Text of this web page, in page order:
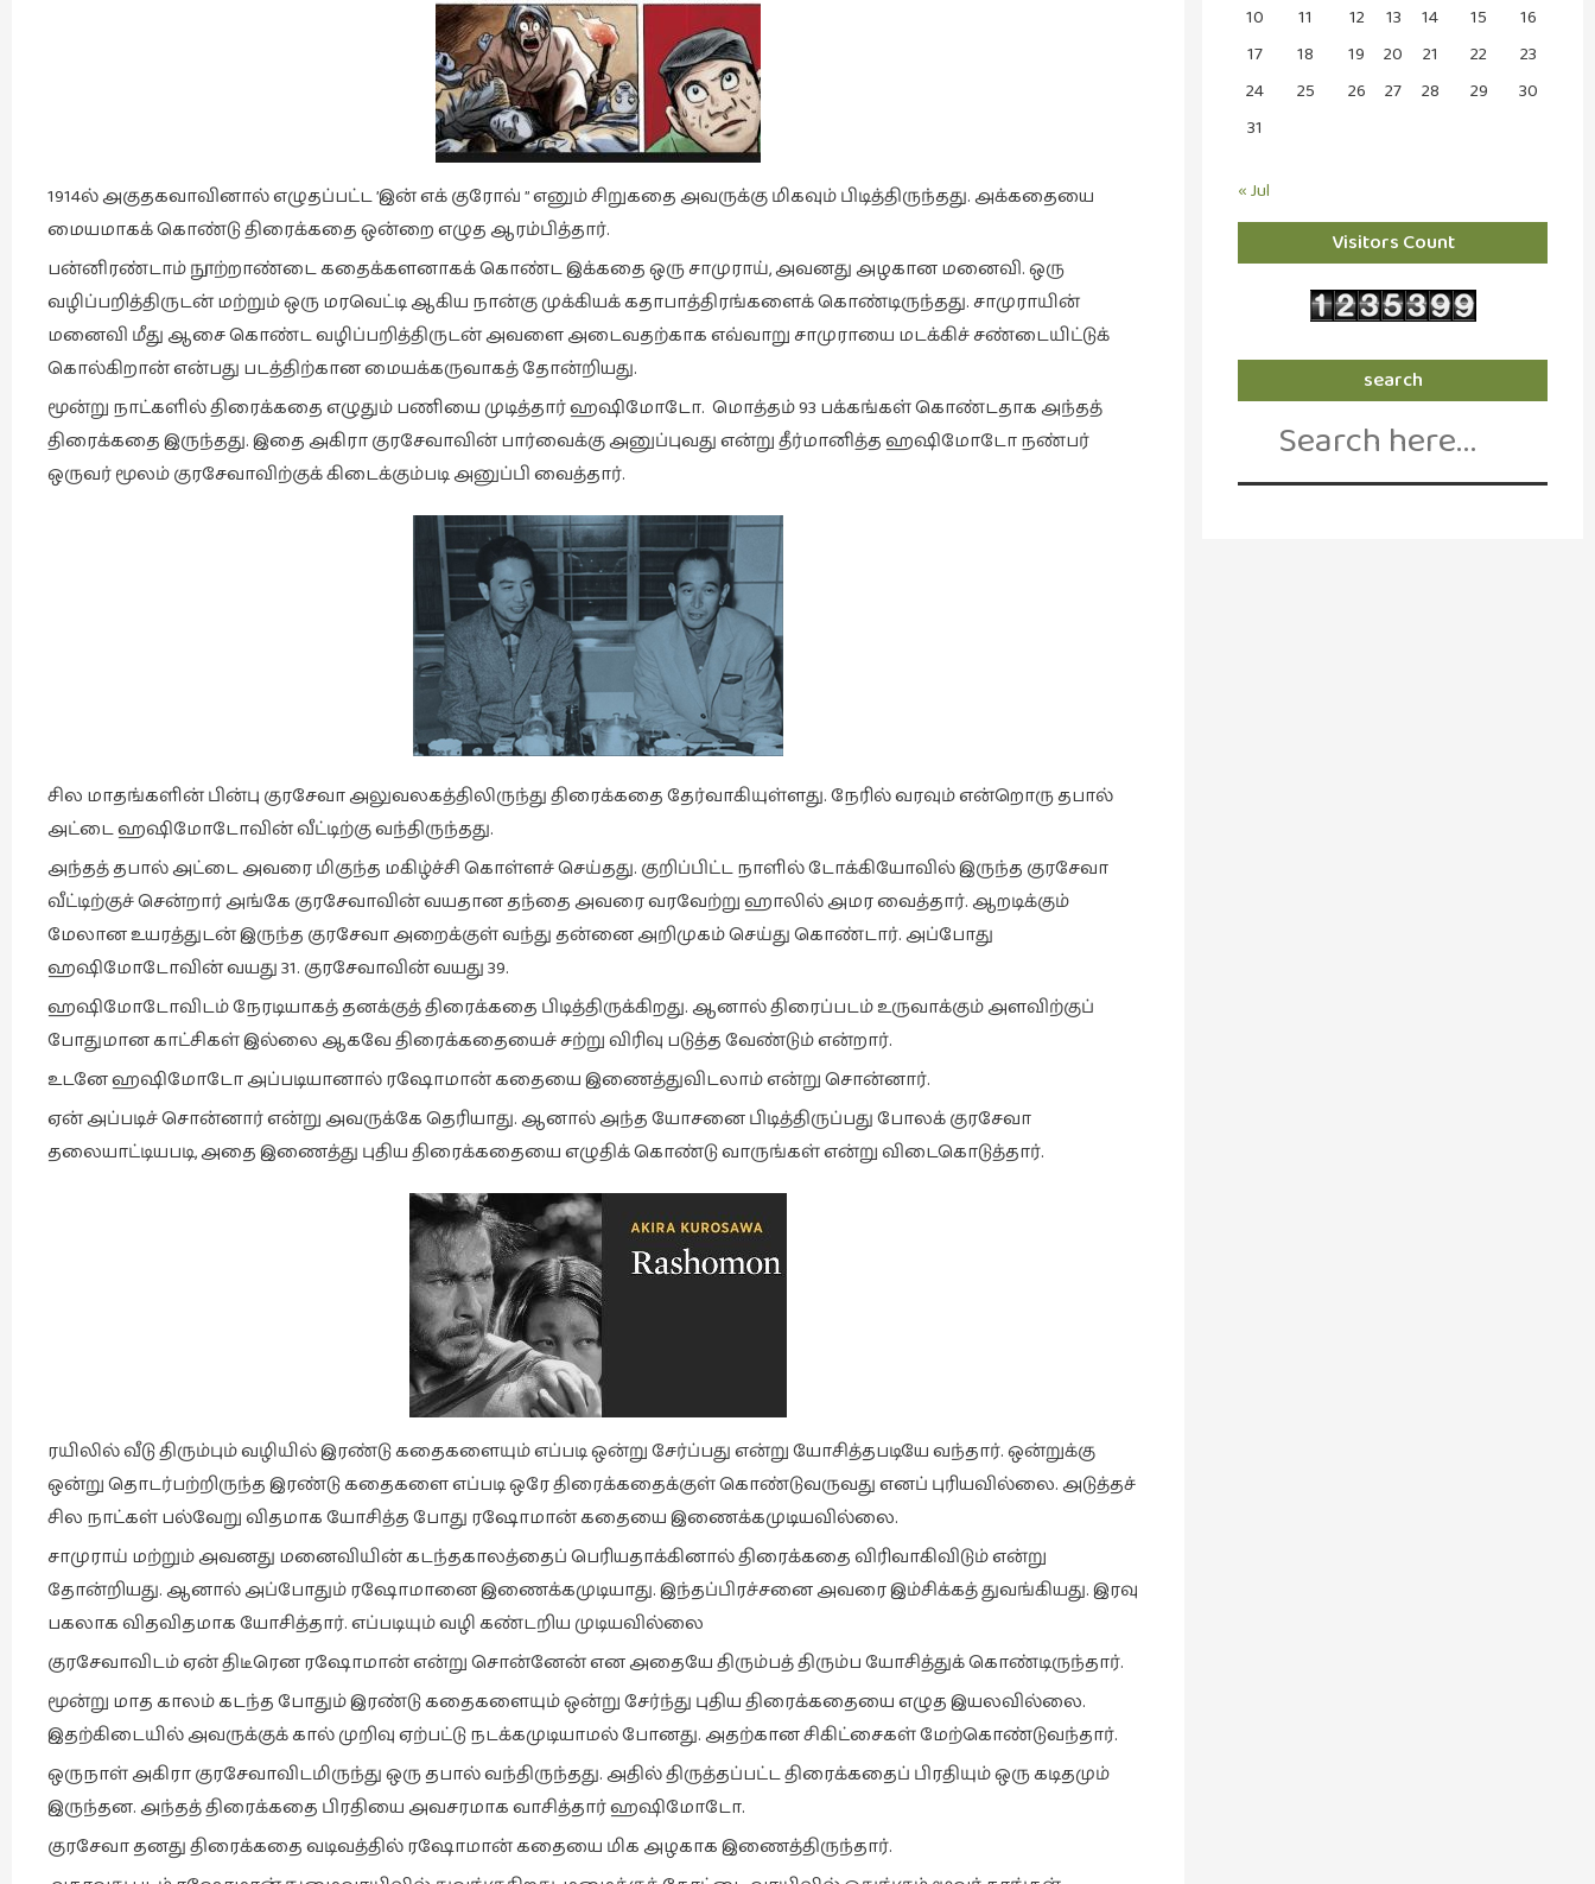
1914ல் அகுதகவாவினால் எழுதப்பட்ட ’இன் எக் குரோவ் ” எனும் சிறுகதை அவருக்கு மிகவும் பிடித்திருந்தது. அக்கதையை
மையமாகக் கொண்டு திரைக்கதை ஒன்றை எழுத ஆரம்பித்தார்.
பன்னிரண்டாம் நூற்றாண்டை கதைக்களனாகக் கொண்ட இக்கதை ஒரு சாமுராய், அவனது அழகான மனைவி. ஒரு
வழிப்பறித்திருடன் மற்றும் ஒரு மரவெட்டி ஆகிய நான்கு முக்கியக் கதாபாத்திரங்களைக் கொண்டிருந்தது. சாமுராயின்
மனைவி மீது ஆசை கொண்ட வழிப்பறித்திருடன் அவளை அடைவதற்காக எவ்வாறு சாமுராயை மடக்கிச் சண்டையிட்டுக்
கொல்கிறான் என்பது படத்திற்கான மையக்கருவாகத் தோன்றியது.
மூன்று நாட்களில் திரைக்கதை எழுதும் பணியை முடித்தார் ஹஷிமோடோ. மொத்தம் 93 பக்கங்கள் கொண்டதாக அந்தத்
திரைக்கதை இருந்தது. இதை அகிரா குரசேவாவின் பார்வைக்கு அனுப்புவது என்று தீர்மானித்த ஹஷிமோடோ நண்பர்
ஒருவர் மூலம் குரசேவாவிற்குக் கிடைக்கும்படி அனுப்பி வைத்தார்.
சில மாதங்களின் பின்பு குரசேவா அலுவலகத்திலிருந்து திரைக்கதை தேர்வாகியுள்ளது. நேரில் வரவும் என்றொரு தபால்
அட்டை ஹஷிமோடோவின் வீட்டிற்கு வந்திருந்தது.
அந்தத் தபால் அட்டை அவரை மிகுந்த மகிழ்ச்சி கொள்ளச் செய்தது. குறிப்பிட்ட நாளில் டோக்கியோவில் இருந்த குரசேவா
வீட்டிற்குச் சென்றார் அங்கே குரசேவாவின் வயதான தந்தை அவரை வரவேற்று ஹாலில் அமர வைத்தார். ஆறடிக்கும்
மேலான உயரத்துடன் இருந்த குரசேவா அறைக்குள் வந்து தன்னை அறிமுகம் செய்து கொண்டார். அப்போது
ஹஷிமோடோவின் வயது 31. குரசேவாவின் வயது 39.
ஹஷிமோடோவிடம் நேரடியாகத் தனக்குத் திரைக்கதை பிடித்திருக்கிறது. ஆனால் திரைப்படம் உருவாக்கும் அளவிற்குப்
போதுமான காட்சிகள் இல்லை ஆகவே திரைக்கதையைச் சற்று விரிவு படுத்த வேண்டும் என்றார்.
உடனே ஹஷிமோடோ அப்படியானால் ரஷோமான் கதையை இணைத்துவிடலாம் என்று சொன்னார்.
ஏன் அப்படிச் சொன்னார் என்று அவருக்கே தெரியாது. ஆனால் அந்த யோசனை பிடித்திருப்பது போலக் குரசேவா
தலையாட்டியபடி, அதை இணைத்து புதிய திரைக்கதையை எழுதிக் கொண்டு வாருங்கள் என்று விடைகொடுத்தார்.
ரயிலில் வீடு திரும்பும் வழியில் இரண்டு கதைகளையும் எப்படி ஒன்று சேர்ப்பது என்று யோசித்தபடியே வந்தார். ஒன்றுக்கு
ஒன்று தொடர்பற்றிருந்த இரண்டு கதைகளை எப்படி ஒரே திரைக்கதைக்குள் கொண்டுவருவது எனப் புரியவில்லை. அடுத்தச்
சில நாட்கள் பல்வேறு விதமாக யோசித்த போது ரஷோமான் கதையை இணைக்கமுடியவில்லை.
சாமுராய் மற்றும் அவனது மனைவியின் கடந்தகாலத்தைப் பெரியதாக்கினால் திரைக்கதை விரிவாகிவிடும் என்று
தோன்றியது. ஆனால் அப்போதும் ரஷோமானை இணைக்கமுடியாது. இந்தப்பிரச்சனை அவரை இம்சிக்கத் துவங்கியது. இரவு
பகலாக விதவிதமாக யோசித்தார். எப்படியும் வழி கண்டறிய முடியவில்லை
குரசேவாவிடம் ஏன் திடீரென ரஷோமான் என்று சொன்னேன் என அதையே திரும்பத் திரும்ப யோசித்துக் கொண்டிருந்தார்.
மூன்று மாத காலம் கடந்த போதும் இரண்டு கதைகளையும் ஒன்று சேர்ந்து புதிய திரைக்கதையை எழுத இயலவில்லை.
இதற்கிடையில் அவருக்குக் கால் முறிவு ஏற்பட்டு நடக்கமுடியாமல் போனது. அதற்கான சிகிட்சைகள் மேற்கொண்டுவந்தார்.
ஒருநாள் அகிரா குரசேவாவிடமிருந்து ஒரு தபால் வந்திருந்தது. அதில் திருத்தப்பட்ட திரைக்கதைப் பிரதியும் ஒரு கடிதமும்
இருந்தன. அந்தத் திரைக்கதை பிரதியை அவசரமாக வாசித்தார் ஹஷிமோடோ.
குரசேவா தனது திரைக்கதை வடிவத்தில் ரஷோமான் கதையை மிக அழகாக இணைத்திருந்தார்.
10
11 12 13 14 15
16
17
18 19 20 21 22
23
24
25 26 27 28 29
30
31
« Jul
Visitors Count
search
Search